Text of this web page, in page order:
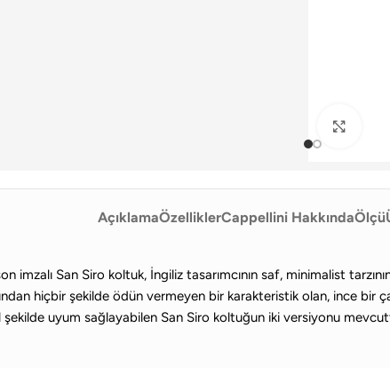
AçıklamaÖzelliklerCappellini HakkındaÖlçü
imzalı San Siro koltuk, İngiliz tasarımcının saf, minimalist
hiçbir şekilde ödün vermeyen bir karakteristik olan, ince
uyum sağlayabilen San Siro koltuğun iki versiyonu